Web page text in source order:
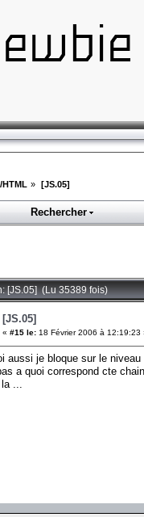
» [JS.05]
Rechercher
[JS.05] (Lu 35389 fois)
[JS.05]
« #15 le: 18 Février 2006 à 12:19:23
aussi je bloque sur le
a quoi correspond cte
...